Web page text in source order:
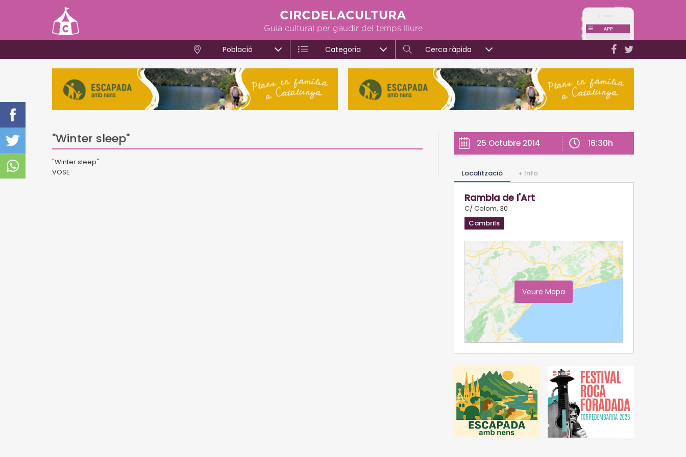
CIRCDELACULTURA
Guia cultural per gaudir del temps lliure
Població Categoria Cerca ràpida
"Winter sleep"
"Winter sleep"
VOSE
25 Octubre 2014 16:30h
Localització + Info
Rambla de l'Art
C/ Colom, 30
Cambrils
Veure Mapa